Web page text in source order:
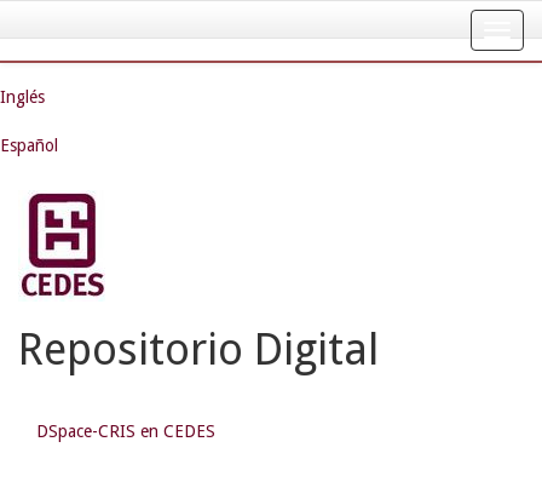
navigation
Inglés
Español
Repositorio Digital
DSpace-CRIS en CEDES